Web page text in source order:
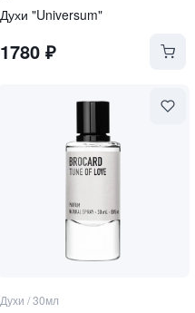
Духи "Universum"
1780₽
Духи /30мл